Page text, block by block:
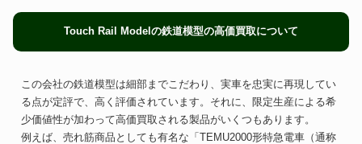
Touch Rail Modelの鉄道模型の高価買取について
この会社の鉄道模型は細部までこだわり、実車を忠実に再現してい
る点が定評で、高く評価されています。それに、限定生産による希
少価値性が加わって高価買取される製品がいくつもあります。
例えば、売れ筋商品としても有名な「TEMU2000形特急電車（通称